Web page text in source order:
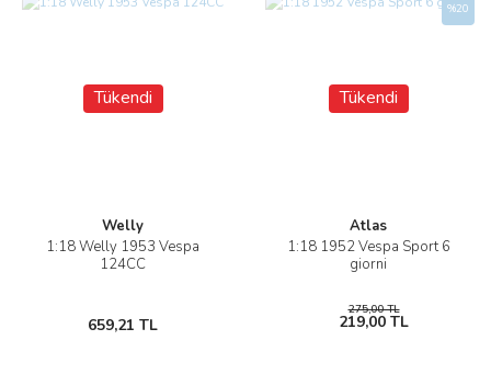
Tükendi
Welly
1:18 Welly 1953 Vespa
124CC
659,21 TL
Tükendi
Atlas
1:18 1952 Vespa Sport 6
giorni
%20
275,00 TL
219,00 TL